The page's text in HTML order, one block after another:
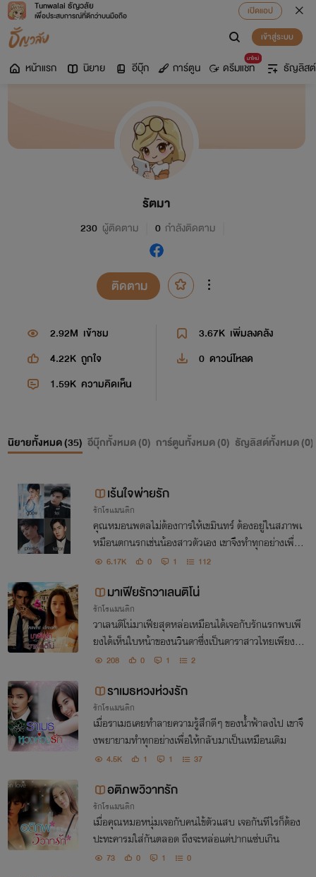
Tunwalai ธัญวลัย
เพื่อประสบการณ์ที่ดีกว่าบนมือถือ
เปิดแอป
เข้าสู่ระบบ
หน้าแรก นิยาย อีบุ๊ก การ์ตูน
มาใหม่
ดรีมแชท ธัญลิสต์
รัตมา
230 ผู้ติดตาม 0 กำลังติดตาม
ติดตาม
2.92M เข้าชม 3.67K เพิ่มลงคลัง
4.22K ถูกใจ 0 ดาวน์โหลด
1.59K ความคิดเห็น
นิยายทั้งหมด (35) อีบุ๊กทั้งหมด (0) การ์ตูนทั้งหมด (0) ธัญลิสต์ทั้งหมด (0)
เร้นใจพ่ายรัก
รักโรแมนติก
คุณหมอนพดลไม่ต้องการให้เขมินทร์ ต้องอยู่ในสภาพเ
หมือนตกนรกเช่นน้องสาวตัวเอง เขาจึงทำทุกอย่างเพื่อไ
ม่ให้เธอต้องโดนคนอื่นดูถูกว่าเป็นเพียงของเล่นไฮโซ
6.17K 0 1 112
มาเฟียรักวาเลนติโน่
รักโรแมนติก
วาเลนติโน่มาเฟียสุดหล่อเหมือนได้เจอกับรักแรกพบเพี
ยงได้เห็นใบหน้าของนวินดาซึ่งเป็นดาราสาวไทยเพียงครั้
งเดียว
208 0 1 2
ราเมธหวงห่วงรัก
รักโรแมนติก
เมื่อราเมธเคยทำลายความรู้สึกดีๆ ของน้ำฟ้าลงไป เขาจึ
งพยายามทำทุกอย่างเพื่อให้กลับมาเป็นเหมือนเดิม
4.5K 1 1 37
อติภพวิวาทรัก
รักโรแมนติก
เมื่อคุณหมอหนุ่มเจอกับคนไข้ตัวแสบ เจอกันทีไรก็ต้อง
ปะทะคารมใส่กันตลอด ถึงจะหล่อแต่ปากแซ่บเกิน
73 0 1 0